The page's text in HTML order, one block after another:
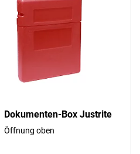
Dokumenten-Box Justrite
Öffnung oben